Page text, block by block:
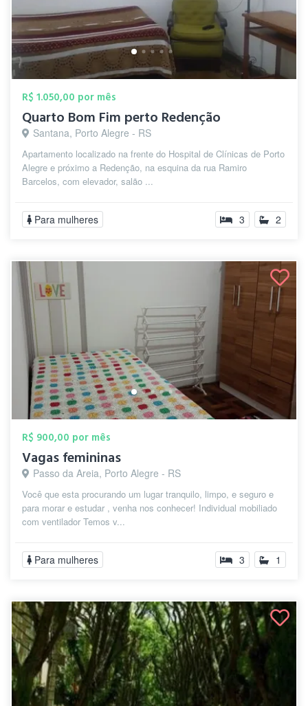
R$ 1.050,00 por mês
Quarto Bom Fim perto Redenção
Santana, Porto Alegre - RS
Apartamento localizado na frente do Hospital de Clínicas de Porto
Alegre e próximo a Redenção, na esquina da rua Ramiro
Barcelos, com elevador, salão ...
Para mulheres 3 2
R$ 900,00 por mês
Vagas femininas
Passo da Areia, Porto Alegre - RS
Você que esta procurando um lugar tranquilo, limpo, e seguro e
para morar e estudar , venha nos conhecer! Individual mobiliado
com ventilador Temos v...
Para mulheres 3 1